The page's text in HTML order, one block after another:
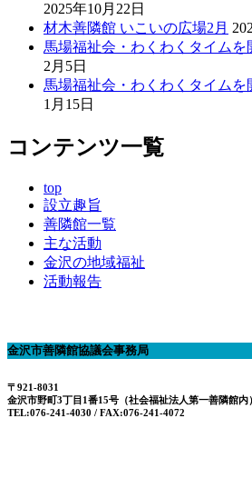
2025年10月22日
材木善隣館 いこいの広場2月
馬場福祉会・わくわくタイムを
2月5日
馬場福祉会・わくわくタイムを
1月15日
コンテンツ一覧
top
設立趣旨
善隣館一覧
主な活動
金沢の地域福祉
活動報告
金沢市善隣館協議会事務局
〒921-8031
金沢市野町3丁目1番15号（社会福祉法人第一善隣館内）
TEL:076-241-4030 / FAX:076-241-4072